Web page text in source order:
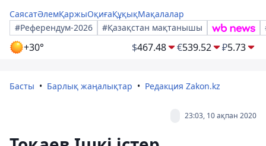
СаясатӘлемҚаржыОқиғаҚұқықМақалалар
#Референдум-2026
#Қазақстан мақтанышы
+30° $467.48 €539.52 ₽5.73
Басты Барлық жаңалықтар Редакция Zakon.kz
23:03, 10 ақпан 2020